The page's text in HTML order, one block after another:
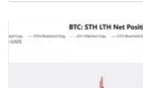
trình xem xét chính thức của